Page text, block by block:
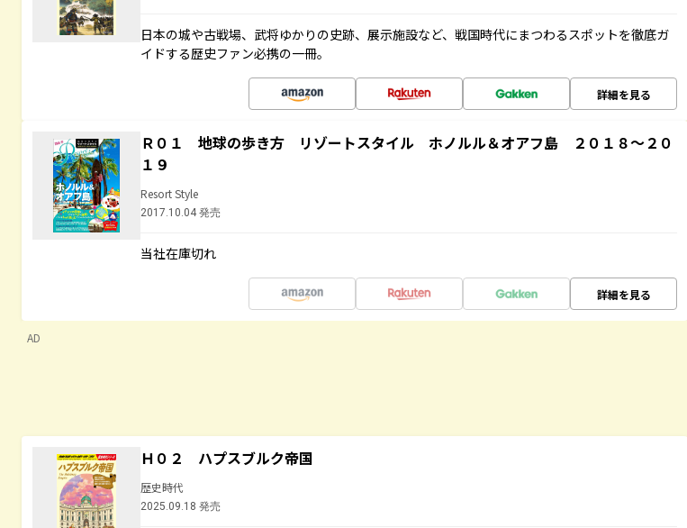
日本の城や古戦場、武将ゆかりの史跡、展示施設など、戦国時代にまつわるスポットを徹底ガ
イドする歴史ファン必携の一冊。
詳細を見る
Ｒ０１ 地球の歩き方 リゾートスタイル ホノルル＆オアフ島 ２０１８～２０
１９
Resort Style
2017.10.04 発売
当社在庫切れ
詳細を見る
AD
Ｈ０２ ハプスブルク帝国
歴史時代
2025.09.18 発売